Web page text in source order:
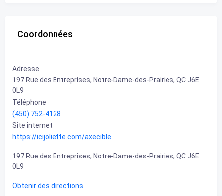
Coordonnées
Adresse
197 Rue des Entreprises, Notre-Dame-des-Prairies, QC J6E
0L9
Téléphone
(450) 752-4128
Site internet
https://icijoliette.com/axecible
197 Rue des Entreprises, Notre-Dame-des-Prairies, QC J6E
0L9
Obtenir des directions